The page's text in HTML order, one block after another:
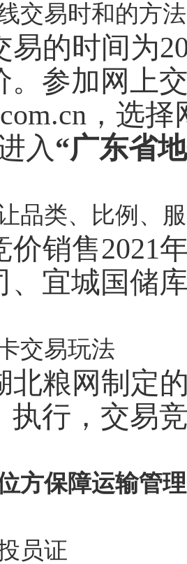
交易时和的方法
易的时间为
。参加网上
，选
入“广东省
品类、比例、
价销售2021
、宜城国储
交易玩法
北粮网制定
执行，交易
方保障运输管
员证